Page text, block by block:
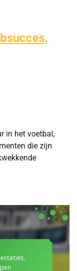
in het voetbal,
die zijn